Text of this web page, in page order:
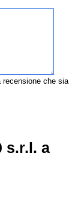
recensione che sia
s.r.l. a